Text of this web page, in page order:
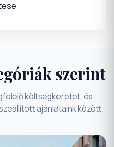
szerint
ajánlataink között.